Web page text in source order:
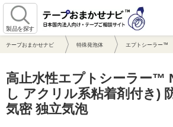
製品を探す
テープおまかせナビ 特殊発泡体 エプトシーラー™
高止水性エプトシーラー™
し アクリル系粘着剤付き)
気密 独立気泡